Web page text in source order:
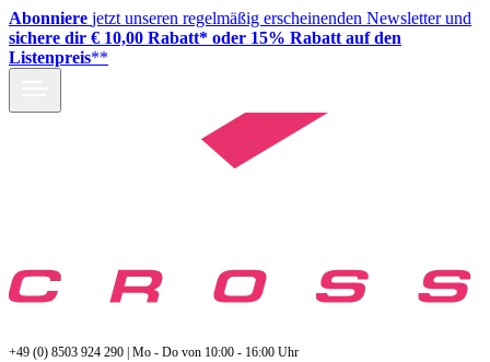
Abonniere jetzt unseren regelmäßig erscheinenden Newsletter und
sichere dir € 10,00 Rabatt* oder 15% Rabatt auf den
Listenpreis**
+49 (0) 8503 924 290 | Mo - Do von 10:00 - 16:00 Uhr